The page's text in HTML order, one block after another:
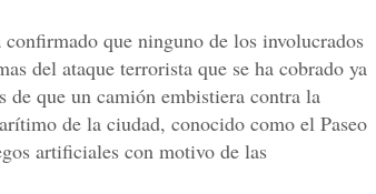
que ninguno de los involucrados
del ataque terrorista que se ha cobrado ya
de que un camión embistiera contra la
de la ciudad, conocido como el Paseo
artificiales con motivo de las